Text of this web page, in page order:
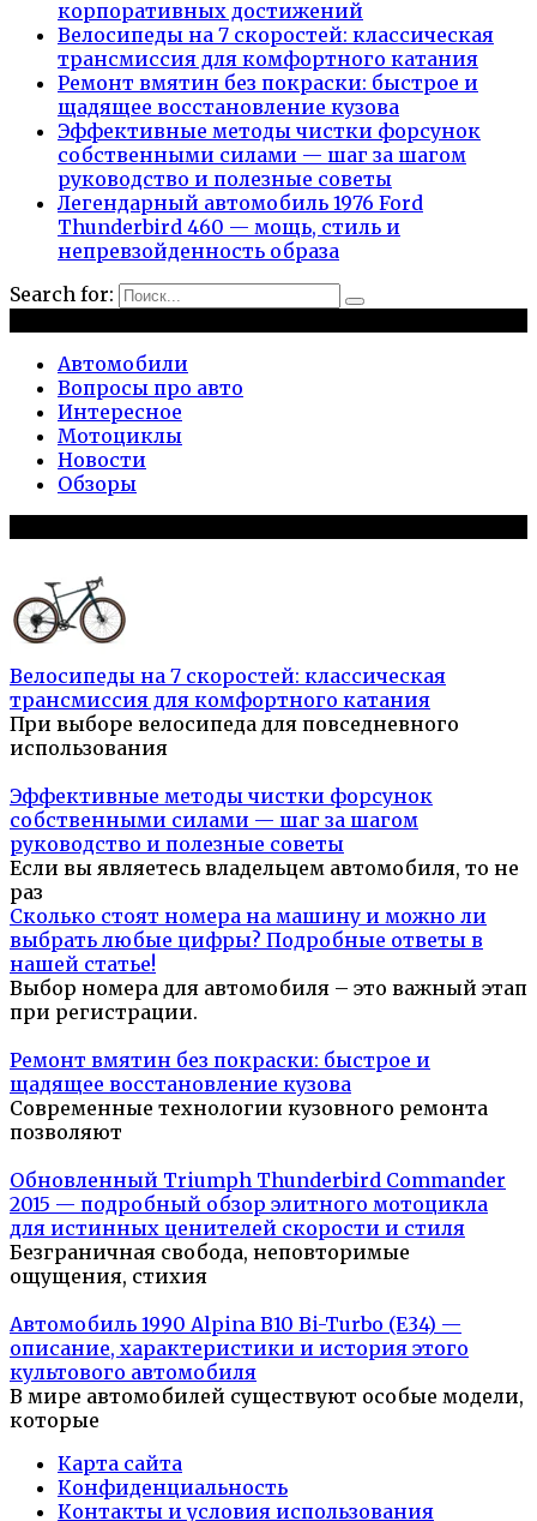
корпоративных достижений
Велосипеды на 7 скоростей: классическая
трансмиссия для комфортного катания
Ремонт вмятин без покраски: быстрое и
щадящее восстановление кузова
Эффективные методы чистки форсунок
собственными силами — шаг за шагом
руководство и полезные советы
Легендарный автомобиль 1976 Ford
Thunderbird 460 — мощь, стиль и
непревзойденность образа
Search for:
Автомобили
Вопросы про авто
Интересное
Мотоциклы
Новости
Обзоры
Велосипеды на 7 скоростей: классическая
трансмиссия для комфортного катания
При выборе велосипеда для повседневного
использования
Эффективные методы чистки форсунок
собственными силами — шаг за шагом
руководство и полезные советы
Если вы являетесь владельцем автомобиля, то не
раз
Сколько стоят номера на машину и можно ли
выбрать любые цифры? Подробные ответы в
нашей статье!
Выбор номера для автомобиля – это важный этап
при регистрации.
Ремонт вмятин без покраски: быстрое и
щадящее восстановление кузова
Современные технологии кузовного ремонта
позволяют
Обновленный Triumph Thunderbird Commander
2015 — подробный обзор элитного мотоцикла
для истинных ценителей скорости и стиля
Безграничная свобода, неповторимые
ощущения, стихия
Автомобиль 1990 Alpina B10 Bi-Turbo (E34) —
описание, характеристики и история этого
культового автомобиля
В мире автомобилей существуют особые модели,
которые
Карта сайта
Конфиденциальность
Контакты и условия использования